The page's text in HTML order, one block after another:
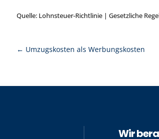
Quelle: Lohnsteuer-Richtlinie | Gesetzliche
← Umzugskosten als Werbungskosten
Wir